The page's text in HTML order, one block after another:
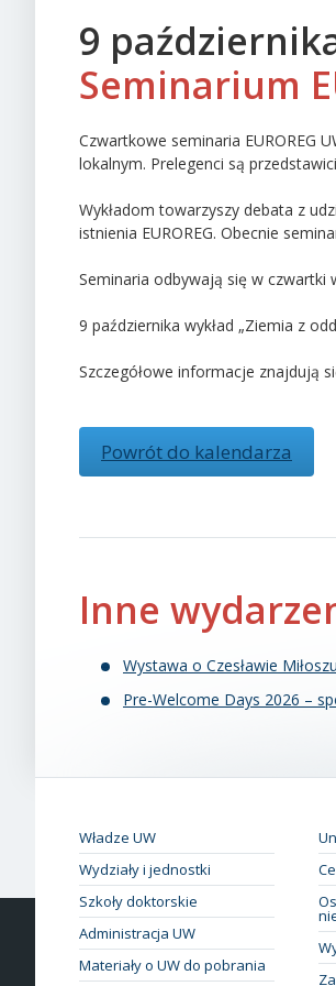
9
Seminarium
Czwartkowe seminaria EUROREG
lokalnym. Prelegenci są
Wykładom towarzyszy debata z
istnienia EUROREG. Obecnie
Seminaria odbywają się w czwartki
9 października wykład „Ziemia z
Szczegółowe informacje znajdują
Powrót do kalendarza
Inne
Wystawa o Czesławie Miłoszu
Pre-Welcome Days 2026 –
Władze UW
Wydziały i jednostki
Szkoły doktorskie
Administracja UW
Materiały o UW do pobrania